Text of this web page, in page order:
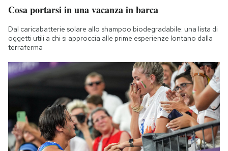
Cosa portarsi in una vacanza in barca
Dal caricabatterie solare allo shampoo biodegradabile: una lista di
oggetti utili a chi si approccia alle prime esperienze lontano dalla
terraferma